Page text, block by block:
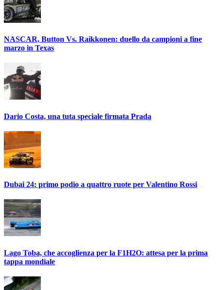
NASCAR, Button Vs. Raikkonen: duello da campioni a fine
marzo in Texas
Dario Costa, una tuta speciale firmata Prada
Dubai 24: primo podio a quattro ruote per Valentino Rossi
Lago Toba, che accoglienza per la F1H2O: attesa per la prima
tappa mondiale